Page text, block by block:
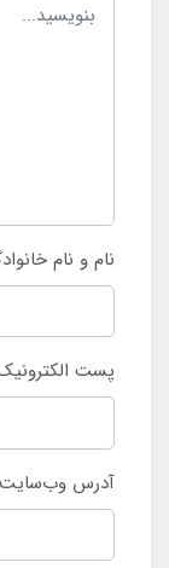
نام و نام
پست
آدرس وب‌سایت